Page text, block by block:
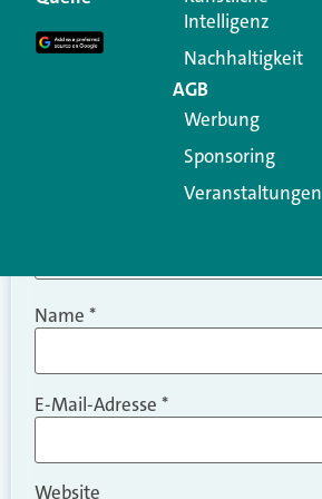
Kommentar
Name *
E-Mail-Adresse *
Website
Intelligenz
Nachhaltigkeit
AGB
Werbung
Sponsoring
Veranstaltungen